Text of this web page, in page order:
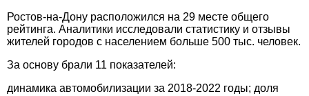
Ростов-на-Дону расположился на 29 месте общего
рейтинга. Аналитики исследовали статистику и отзывы
жителей городов с населением больше 500 тыс. человек.
За основу брали 11 показателей:
динамика автомобилизации за 2018-2022 годы; доля